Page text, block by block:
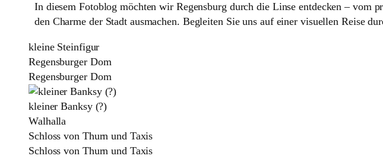
In diesem Fotoblog möchten wir Regensburg durch die Linse entdecken – vom
den Charme der Stadt ausmachen. Begleiten Sie uns auf einer visuellen Reise
kleine Steinfigur
Regensburger Dom
Regensburger Dom
kleiner Banksy (?)
Walhalla
Schloss von Thurn und Taxis
Schloss von Thurn und Taxis